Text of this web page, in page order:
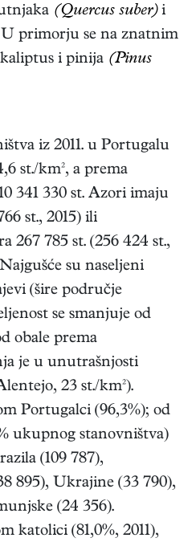
(Quercus suber)i
U primorju se na znatnim
i pinija (Pinus
iz 2011. u Portugalu
st./km², a prema
341 330 st. Azori imaju
st., 2015) ili
267 785 st. (256 424 st.,
su naseljeni
(šire područje
se smanjuje od
obale prema
je u unutrašnjosti
23 st./km²).
Portugalci (96,3%); od
ukupnog stanovništva)
(109 787),
895), Ukrajine (33 790),
(24 356).
katolici (81,0%, 2011),